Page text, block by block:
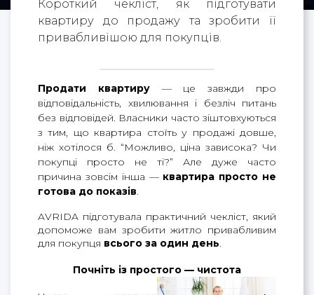
Короткий чекліст, як підготувати
квартиру до продажу та зробити її
привабливішою для покупців.
Продати квартиру— це завжди про
відповідальність, хвилювання і безліч питань
без відповідей. Власники часто зіштовхуються
з тим, що квартира стоїть у продажі довше,
ніж хотілося б. “Можливо, ціна зависока? Чи
покупці просто не ті?” Але дуже часто
причина зовсім інша — квартира просто не
готова до показів.
AVRIDA підготувала практичний чекліст, який
допоможе вам зробити житло привабливим
для покупця всього за один день.
Почніть із простого — чистота